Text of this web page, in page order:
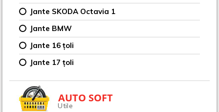
Jante SKODA Octavia 1
Jante BMW
Jante 16 țoli
Jante 17 țoli
AUTO SOFT
Utile